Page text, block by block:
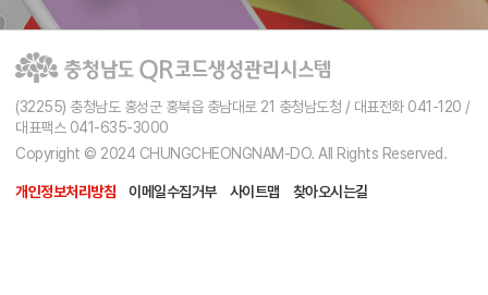
(32255) 충청남도 홍성군 홍북읍 충남대로 21 충청남도청 / 대표전화 041-120 /
대표팩스 041-635-3000
Copyright © 2024 CHUNGCHEONGNAM-DO. All Rights Reserved.
개인정보처리방침 이메일수집거부 사이트맵 찾아오시는길